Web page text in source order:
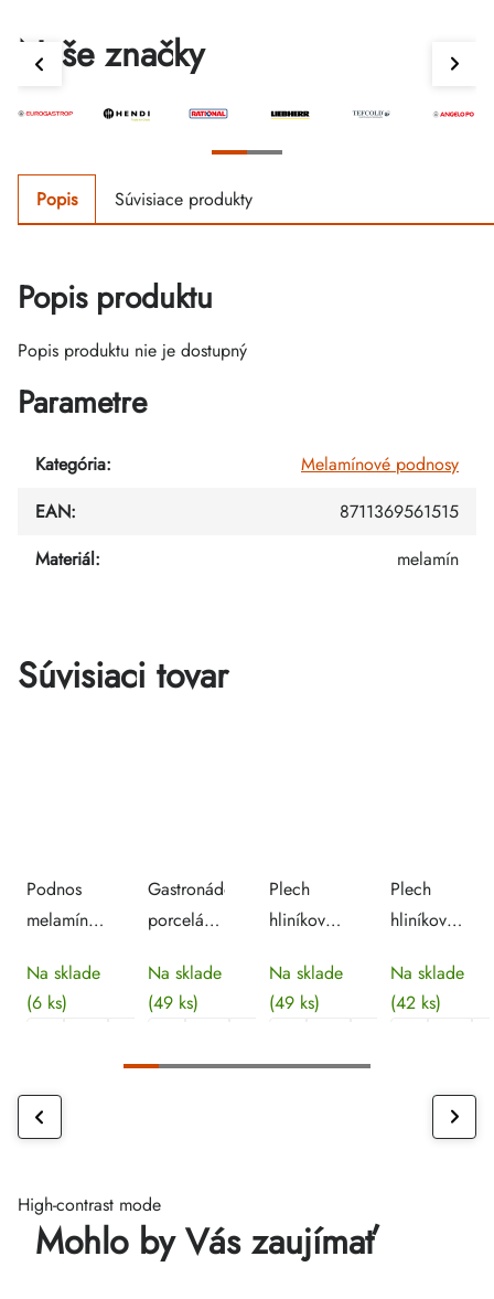
Naše značky
Popis Súvisiace produkty
Popis produktu
Popis produktu nie je dostupný
Parametre
Kategória:
Melamínové podnosy
EAN:
8711369561515
Materiál: melamín
Súvisiaci tovar
Podnos
melamínový
cm
Na sklade
(6 ks)
Gastronádoba
porcelánová
1/1 - 6,5
cm
Na sklade
(49 ks)
Plech
hliníkový
cm
Na sklade
(49 ks)
Plech
hliníkový
60x40x2
cm
Na sklade
(42 ks)
High-contrast mode
Mohlo by Vás zaujímať